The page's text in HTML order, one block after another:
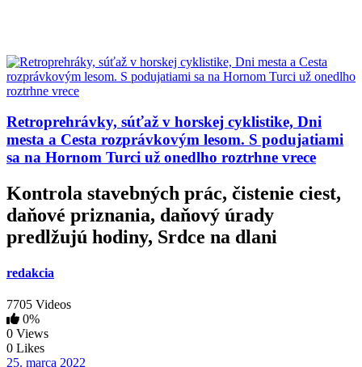
Retroprehrávky, súťaž v horskej cyklistike, Dni
mesta a Cesta rozprávkovým lesom. S podujatiami
sa na Hornom Turci už onedlho roztrhne vrece
Kontrola stavebných prác, čistenie ciest,
daňové priznania, daňový úrady
predlžujú hodiny, Srdce na dlani
redakcia
7705 Videos
0%
0 Views
0 Likes
25. marca 2022